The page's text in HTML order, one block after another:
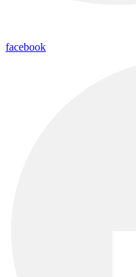
facebook